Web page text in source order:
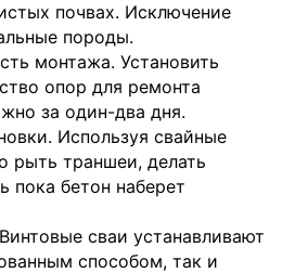
почвах. Исключение
породы.
монтажа. Установить
опор для ремонта
за один-два дня.
Используя свайные
рыть траншеи, делать
пока бетон наберет
сваи устанавливают
способом, так и